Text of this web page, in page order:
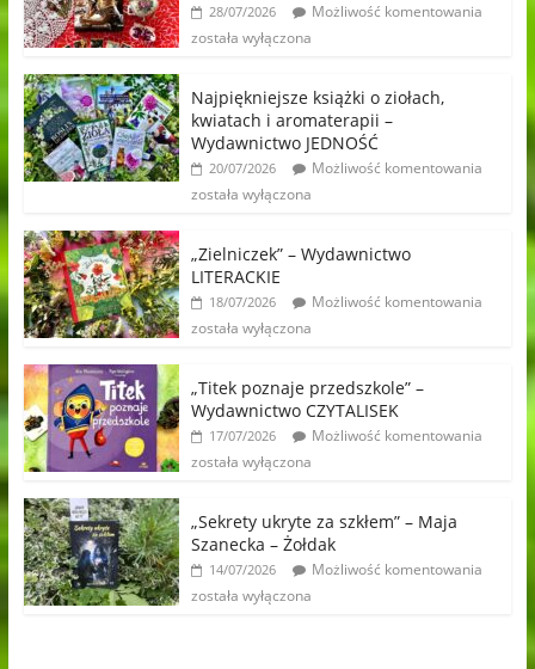
28/07/2026
Możliwość komentowania
została wyłączona
Najpiękniejsze książki o ziołach,
kwiatach i aromaterapii –
Wydawnictwo JEDNOŚĆ
20/07/2026
Możliwość komentowania
została wyłączona
„Zielniczek” – Wydawnictwo
LITERACKIE
18/07/2026
Możliwość komentowania
została wyłączona
„Titek poznaje przedszkole” –
Wydawnictwo CZYTALISEK
17/07/2026
Możliwość komentowania
została wyłączona
„Sekrety ukryte za szkłem” – Maja
Szanecka – Żołdak
14/07/2026
Możliwość komentowania
została wyłączona